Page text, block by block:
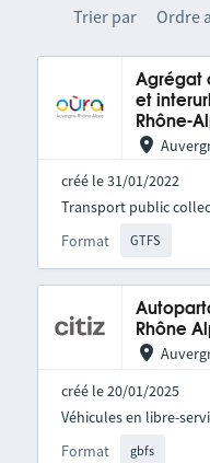
Trier par Ordre
Agrégat
et
Rhône-
créé le 31/01/2022
Format GTFS
Transport public
Rhône
créé le 20/01/2025
Format gbfs
Véhicules en libre-